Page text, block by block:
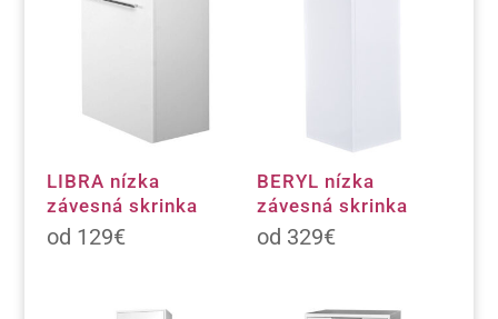
LIBRA nízka
závesná skrinka
129€
BERYL nízka
závesná skrinka
329€